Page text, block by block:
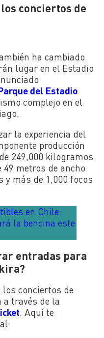
conciertos de
ha cambiado.
lugar en el Estadio
del Estadio
complejo en el
la experiencia del
producción
249,000 kilogramos
metros de ancho
y más de 1,000 focos
en Chile:
la bencina este
entradas para
conciertos de
a través de la
. Aquí te